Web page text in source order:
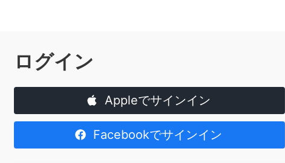
ログイン
Appleでサインイン
Facebookでサインイン